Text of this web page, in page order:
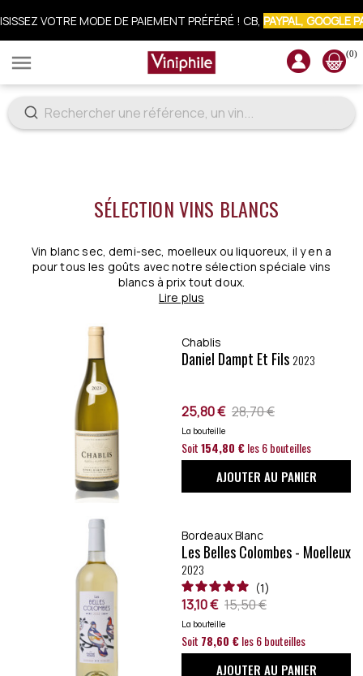
VOTRE MODE DE PAIEMENT PRÉFÉRÉ ! CB, PAYPAL, GOOGLE
VOUS À LA NEWSLETTER : 10% OFFERTS SUR VOTRE
 (0)
SÉLECTION VINS BLANCS
Vin blanc sec, demi-sec, moelleux ou liquoreux, il y en a
pour tous les goûts avec notre sélection spéciale vins
blancs à prix tout doux.
Lire plus
Chablis
Daniel Dampt Et Fils 2023
25,80 € 28,70 €
La bouteille
Soit154,80 €les 6 bouteilles
AJOUTER AU PANIER
Bordeaux Blanc
Les Belles Colombes - Moelleux
2023
1
13,10 € 15,50 €
La bouteille
Soit 78,60 €les 6 bouteilles
AJOUTER AU PANIER